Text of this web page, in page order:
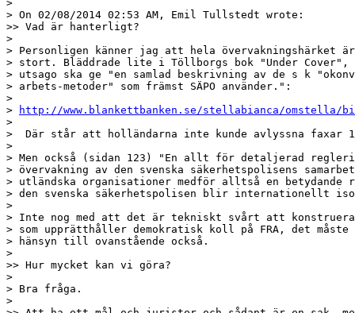
>
> On 02/08/2014 02:53 AM, Emil Tullstedt wrote:
>> Vad är hanterligt?
>
> Personligen känner jag att hela övervakningshärket
> stort. Bläddrade lite i Töllborgs bok "Under Cover",
> utsago ska ge "en samlad beskrivning av de s k
> arbets-metoder" som främst SÄPO använder.":
>
>
http://www.blankettbanken.se/stellabianca/omstella/
>
>  Där står att holländarna inte kunde avlyssna faxar
>
> Men också (sidan 123) "En allt för detaljerad
> övervakning av den svenska säkerhetspolisens
> utländska organisationer medför alltså en
> den svenska säkerhetspolisen blir internationellt
>
> Inte nog med att det är tekniskt svårt att konstruera
> som upprätthåller demokratisk koll på FRA, det måste
> hänsyn till ovanstående också.
>
>> Hur mycket kan vi göra?
>
> Bra fråga.
>